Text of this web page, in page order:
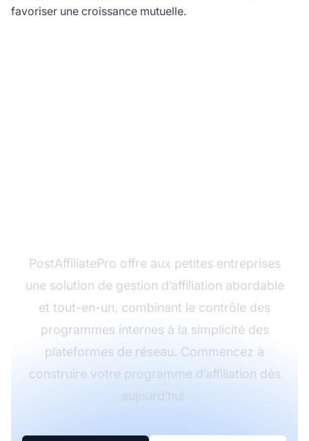
favoriser une croissance mutuelle.
PostAffiliatePro offre aux petites entreprises
une solution de gestion d’affiliation abordable
et tout-en-un, combinant le contrôle des
programmes internes à la simplicité des
plateformes de réseau. Commencez à
construire votre programme d’affiliation dès
aujourd’hui.